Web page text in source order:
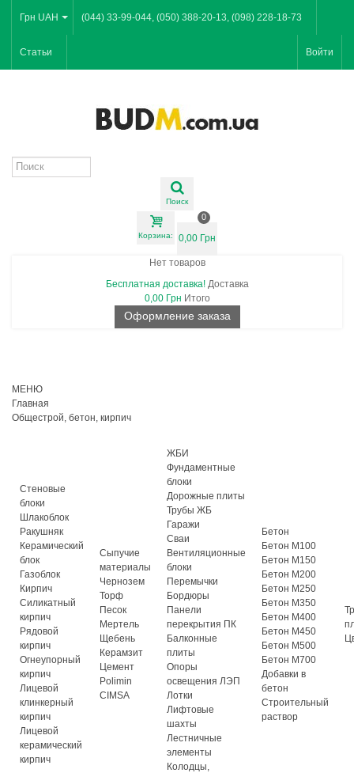
Грн UAH (044) 33-99-044, (050) 388-20-13, (098) 228-18-73
Статьи Войти
Поиск
Корзина:
0
0,00 Грн
Нет товаров
Бесплатная доставка! Доставка
0,00 Грн Итого
Оформление заказа
МЕНЮ
Главная
Общестрой, бетон, кирпич
Стеновые
блоки
Шлакоблок
Ракушняк
Керамический
блок
Газоблок
Кирпич
Силикатный
кирпич
Рядовой
кирпич
Огнеупорный
кирпич
Лицевой
клинкерный
кирпич
Лицевой
керамический
кирпич
Сыпучие
материалы
Чернозем
Торф
Песок
Мертель
Щебень
Керамзит
Цемент
Polimin
CIMSA
ЖБИ
Фундаментные
блоки
Дорожные плиты
Трубы ЖБ
Гаражи
Сваи
Вентиляционные
блоки
Перемычки
Бордюры
Панели
перекрытия ПК
Балконные
плиты
Опоры
освещения ЛЭП
Лотки
Лифтовые
шахты
Лестничные
элементы
Колодцы,
Бетон
Бетон М100
Бетон М150
Бетон М200
Бетон М250
Бетон М350
Бетон М400
Бетон М450
Бетон М500
Бетон М700
Добавки в
бетон
Строительный
раствор